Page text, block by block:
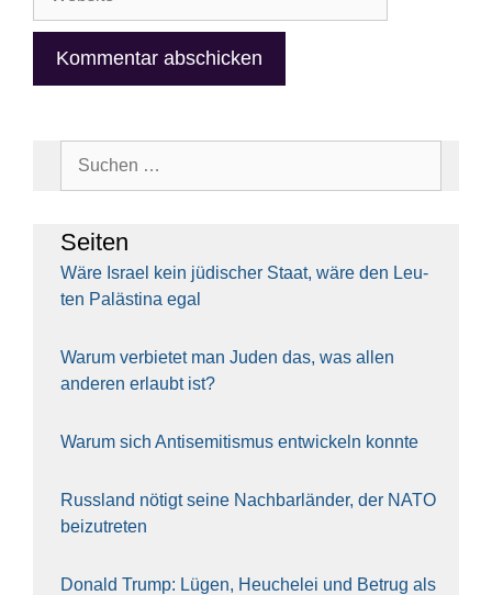
Sei­ten
Wäre Isra­el kein jüdi­scher Staat, wäre den Leu­
ten Paläs­ti­na egal
War­um ver­bie­tet man Juden das, was allen
ande­ren erlaubt ist?
War­um sich Anti­se­mi­tis­mus ent­wi­ckeln konn­te
Russ­land nötigt sei­ne Nach­bar­län­der, der NATO
bei­zu­tre­ten
Donald Trump: Lügen, Heu­che­lei und Betrug als